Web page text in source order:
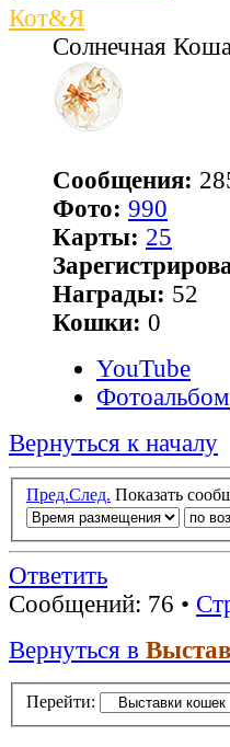
Кот&Я
Солнечная
Сообщения:
Фото: 990
Карты: 25
Награды: 52
Кошки: 0
YouTube
Фотоальбом
Вернуться к началу
Пред.След. Показать
Ответить
Сообщений: 76 •
Вернуться в
Перейти: